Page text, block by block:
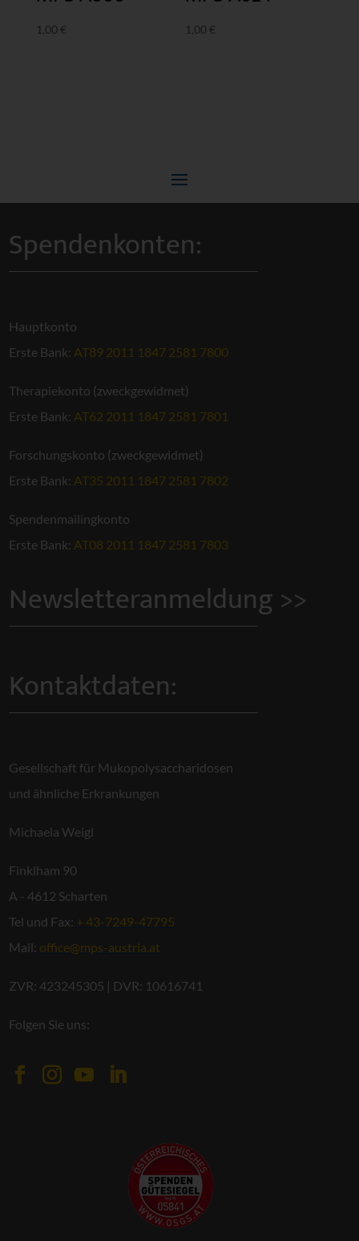
1,00 € 1,00 €
Spendenkonten:
Hauptkonto
Erste Bank: AT89 2011 1847 2581 7800
Therapiekonto (zweckgewidmet)
Erste Bank: AT62 2011 1847 2581 7801
Forschungskonto (zweckgewidmet)
Erste Bank: AT35 2011 1847 2581 7802
Spendenmailingkonto
Erste Bank: AT08 2011 1847 2581 7803
Newsletteranmeldung >>
Kontaktdaten:
Gesellschaft für Mukopolysaccharidosen
und ähnliche Erkrankungen
Michaela Weigl
Finklham 90
A - 4612 Scharten
Tel und Fax: + 43-7249-47795
Mail: office@mps-austria.at
ZVR: 423245305 | DVR: 10616741
Folgen Sie uns: